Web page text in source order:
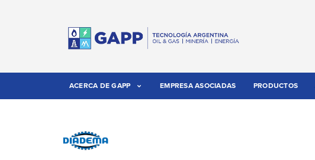
ACERCA DE GAPP EMPRESA ASOCIADAS PRODUCTOS